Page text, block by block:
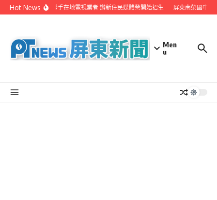
Skip to content
Hot News屏縣府聯手在地電視業者 辦新住民媒體營開始招生 屏東南榮國中赴
Men
u